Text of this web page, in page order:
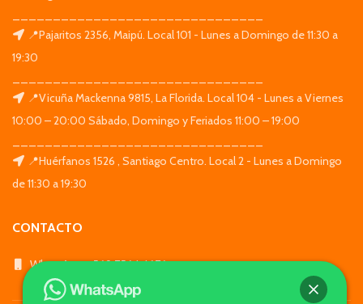
📍Pajaritos 2356, Maipú. Local 101 - Lunes a Domingo de 11:30 a
19:30
📍Vicuña Mackenna 9815, La Florida. Local 104 - Lunes a Viernes
10:00 – 20:00 Sábado, Domingo y Feriados 11:00 – 19:00
📍Huérfanos 1526 , Santiago Centro. Local 2 - Lunes a Domingo
de 11:30 a 19:30
CONTACTO
WhatsApp: +569 7564 4676